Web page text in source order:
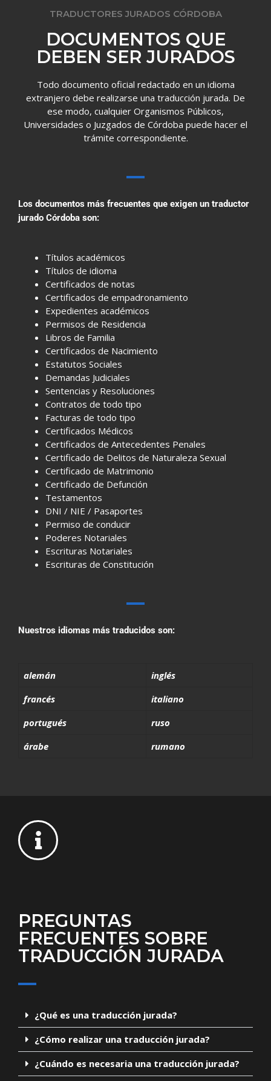
TRADUCTORES JURADOS CÓRDOBA
DOCUMENTOS QUE
DEBEN SER JURADOS
Todo documento oficial redactado en un idioma
extranjero debe realizarse una traducción jurada. De
ese modo, cualquier Organismos Públicos,
Universidades o Juzgados de Córdoba puede hacer el
trámite correspondiente.
Los documentos más frecuentes que exigen un traductor
jurado Córdoba son:
Títulos académicos
Títulos de idioma
Certificados de notas
Certificados de empadronamiento
Expedientes académicos
Permisos de Residencia
Libros de Familia
Certificados de Nacimiento
Estatutos Sociales
Demandas Judiciales
Sentencias y Resoluciones
Contratos de todo tipo
Facturas de todo tipo
Certificados Médicos
Certificados de Antecedentes Penales
Certificado de Delitos de Naturaleza Sexual
Certificado de Matrimonio
Certificado de Defunción
Testamentos
DNI / NIE / Pasaportes
Permiso de conducir
Poderes Notariales
Escrituras Notariales
Escrituras de Constitución
Nuestros idiomas más traducidos son:
alemán
inglés
francés
italiano
portugués
ruso
árabe
rumano
PREGUNTAS
FRECUENTES SOBRE
TRADUCCIÓN JURADA
¿Qué es una traducción jurada?
¿Cómo realizar una traducción jurada?
¿Cuándo es necesaria una traducción jurada?